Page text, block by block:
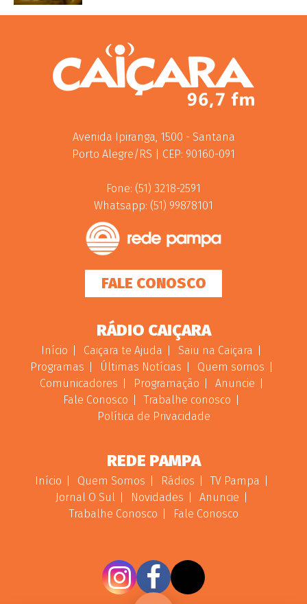
Avenida Ipiranga, 1500 - Santana
Porto Alegre/RS | CEP: 90160-091
Fone: (51) 3218-2591
Whatsapp: (51) 99878101
FALE CONOSCO
RÁDIO CAIÇARA
Início Caiçara te Ajuda
Saiu na Caiçara
Programas
Últimas Notícias
Quem somos
Comunicadores
Programação
Anuncie
Fale Conosco
Trabalhe conosco
Política de Privacidade
REDE PAMPA
Início Quem Somos Rádios
TV Pampa
Jornal O Sul
Novidades
Anuncie
Trabalhe Conosco
Fale Conosco